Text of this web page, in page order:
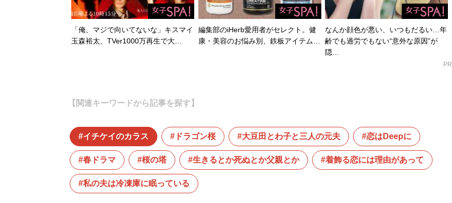
「俺、マジで向いてないな」キスマイ
玉森裕太、TVer1000万再生で大…
編集部のiHerb愛用者がセレクト。健
康・美容のお悩み別、鉄板アイテム…
なんか顔色が悪い、いつもだるい…年
齢でも過労でもない“意外な原因”が
隠…
PR
【関連キーワードから記事を探す】
イチケイのカラス ドラゴン桜 大豆田とわ子と三人の元夫 恋はDeepに
春ドラマ 桜の塔 生きるとか死ぬとか父親とか 着飾る恋には理由があって
私の夫は冷凍庫に眠っている